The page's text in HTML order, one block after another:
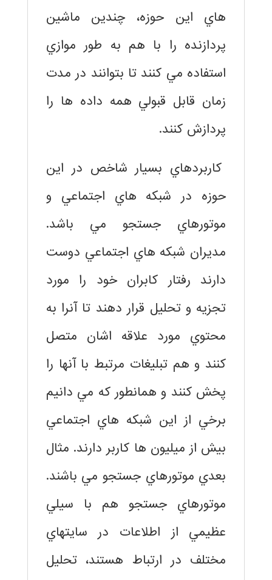
هاي اين حوزه، چندين ماشين
پردازنده را با هم به طور موازي
استفاده مي كنند تا بتوانند در مدت
زمان قابل قبولي همه داده ها را
پردازش كنند.
كاربردهاي بسيار شاخص در اين
حوزه در شبكه هاي اجتماعي و
موتورهاي جستجو مي باشد.
مديران شبكه هاي اجتماعي دوست
دارند رفتار كابران خود را مورد
تجزيه و تحليل قرار دهند تا آنرا به
محتوي مورد علاقه اشان متصل
كنند و هم تبليغات مرتبط با آنها را
پخش كنند و همانطور كه مي دانيم
برخي از اين شبكه هاي اجتماعي
بيش از ميليون ها كاربر دارند. مثال
بعدي موتورهاي جستجو مي باشند.
موتورهاي جستجو هم با سيلي
عظيمي از اطلاعات در سايتهاي
مختلف در ارتباط هستند، تحليل